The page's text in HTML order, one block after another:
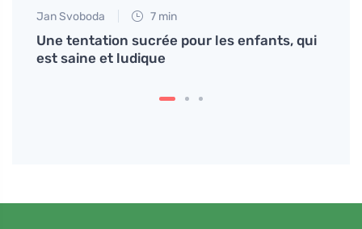
Jan Svoboda 7 min
Une tentation sucrée pour les enfants, qui
est saine et ludique